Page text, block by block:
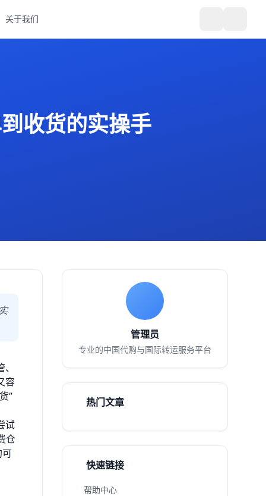
关于我们
收货的实操手
容
”
试
仓
可
管理员
专业的中国代购与国际转运服务平台
热门文章
快速链接
帮助中心